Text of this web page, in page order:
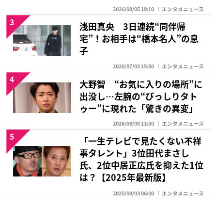
2026/08/05 19:10 エンタメニュース
浅田真央 3日連続“同伴帰
宅”！お相手は“橋本名人”の息
子
2020/07/03 15:50 エンタメニュース
3
大野智 “お気に入りの場所”に
出没し…左腕の“びっしりタト
ゥー”に現れた「驚きの異変」
2026/08/08 11:00 エンタメニュース
4
「一生テレビで見たくない不祥
事タレント」3位田代まさし
氏、2位中居正広氏を抑えた1位
は？【2025年最新版】
2025/08/03 06:00 エンタメニュース
5